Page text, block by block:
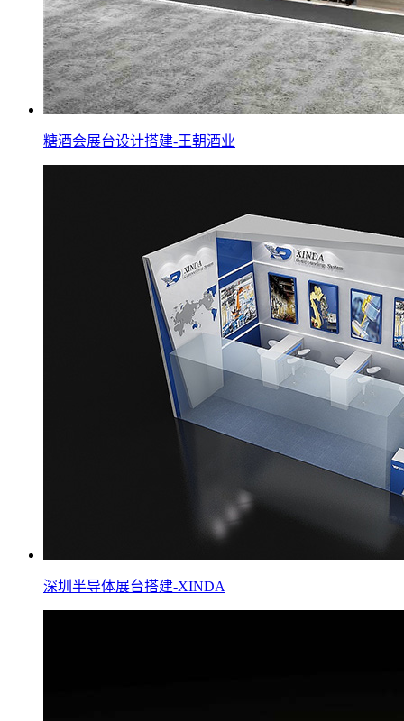
糖酒会展台设计搭建-王朝酒业
深圳半导体展台搭建-XINDA